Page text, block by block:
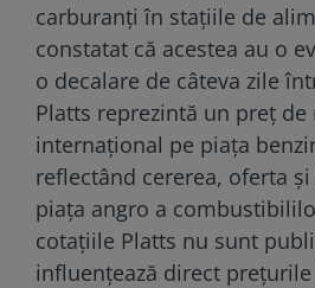
carburanți în stațiile de
constatat că acestea au o
o decalare de câteva zile
Platts reprezintă un preț de
internațional pe piața
reflectând cererea, oferta
piața angro a
cotațiile Platts nu sunt
influențează direct